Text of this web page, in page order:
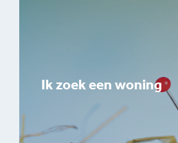
Ik zoek een woning